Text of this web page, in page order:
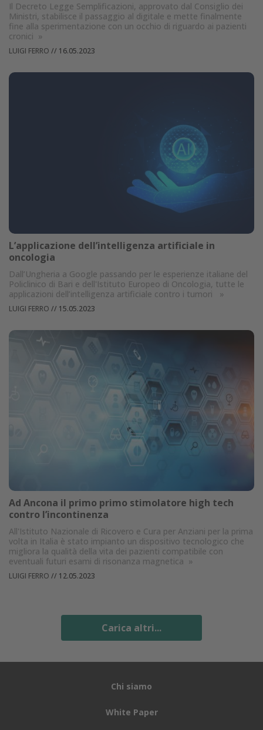
Il Decreto Legge Semplificazioni, approvato dal Consiglio dei
Ministri, stabilisce il passaggio al digitale e mette finalmente
fine alla sperimentazione con un occhio di riguardo ai pazienti
cronici »
LUIGI FERRO // 16.05.2023
L’applicazione dell’intelligenza artificiale in
oncologia
Dall’Ungheria a Google passando per le esperienze italiane del
Policlinico di Bari e dell'Istituto Europeo di Oncologia, tutte le
applicazioni dell’intelligenza artificiale contro i tumori
»
LUIGI FERRO // 15.05.2023
Ad Ancona il primo primo stimolatore high tech
contro l’incontinenza
All'Istituto Nazionale di Ricovero e Cura per Anziani per la prima
volta in Italia è stato impianto un dispositivo tecnologico che
migliora la qualità della vita dei pazienti compatibile con
eventuali futuri esami di risonanza magnetica »
LUIGI FERRO // 12.05.2023
Carica altri...
Chi siamo
White Paper